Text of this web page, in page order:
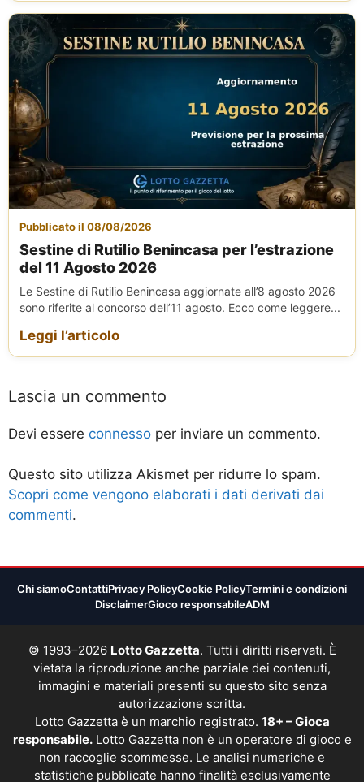
Pubblicato il 08/08/2026
Sestine di Rutilio Benincasa per l’estrazione
del 11 Agosto 2026
Le Sestine di Rutilio Benincasa aggiornate all’8 agosto 2026
sono riferite al concorso dell’11 agosto. Ecco come leggere...
Leggi l’articolo
Lascia un commento
Devi essere connesso per inviare un commento.
Questo sito utilizza Akismet per ridurre lo spam.
Scopri come vengono elaborati i dati derivati dai
commenti.
Chi siamoContattiPrivacy PolicyCookie PolicyTermini e condizioni
DisclaimerGioco responsabileADM
© 1993–2026 Lotto Gazzetta. Tutti i diritti riservati. È
vietata la riproduzione anche parziale dei contenuti,
immagini e materiali presenti su questo sito senza
autorizzazione scritta.
Lotto Gazzetta è un marchio registrato. 18+ – Gioca
responsabile.Lotto Gazzetta non è un operatore di gioco e
non raccoglie scommesse. Le analisi numeriche e
statistiche pubblicate hanno finalità esclusivamente